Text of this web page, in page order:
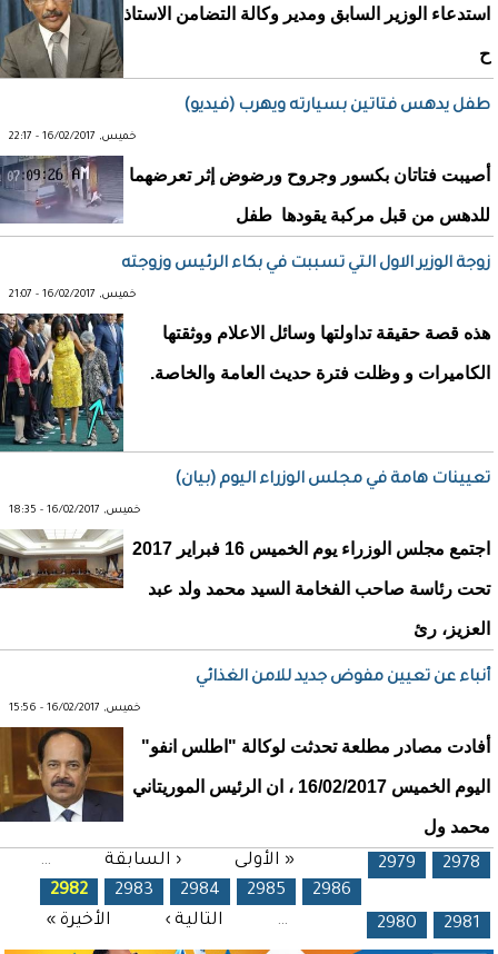
استدعاء الوزير السابق ومدير وكالة التضامن الاستاذ
ح
طفل يدهس فتاتين بسيارته ويهرب (فيديو)
خميس, 16/02/2017 - 22:17
أصيبت فتاتان بكسور وجروح ورضوض إثر تعرضهما
للدهس من قبل مركبة يقودها طفل
زوجة الوزير الاول التي تسببت في بكاء الرئيس وزوجته
خميس, 16/02/2017 - 21:07
هذه قصة حقيقة تداولتها وسائل الاعلام ووثقتها
الكاميرات و وظلت فترة حديث العامة والخاصة.
تعيينات هامة في مجلس الوزراء اليوم (بيان)
خميس, 16/02/2017 - 18:35
اجتمع مجلس الوزراء يوم الخميس 16 فبراير 2017
تحت رئاسة صاحب الفخامة السيد محمد ولد عبد
العزيز، رئ
أنباء عن تعيين مفوض جديد للامن الغذائي
خميس, 16/02/2017 - 15:56
أفادت مصادر مطلعة تحدثت لوكالة "اطلس انفو"
اليوم الخميس 16/02/2017 ، ان الرئيس الموريتاني
محمد ول
الصفحات
« الأولى ‹ السابقة … 2978
2979
2980 2981
2982 2983 2984 2985
2986
…
التالية › الأخيرة »